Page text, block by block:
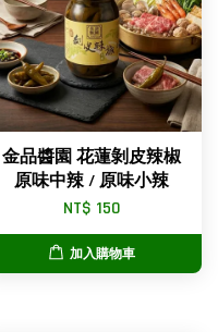
金品醬園 花蓮剝皮辣椒
原味中辣 / 原味小辣
NT$ 150
加入購物車